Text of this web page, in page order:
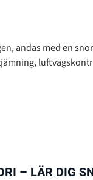
andas med en
– LÄR DIG